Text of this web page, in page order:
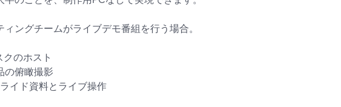
ングチームがライブデモ番組を行う場合。
クのホスト
の俯瞰撮影
イド資料とライブ操作